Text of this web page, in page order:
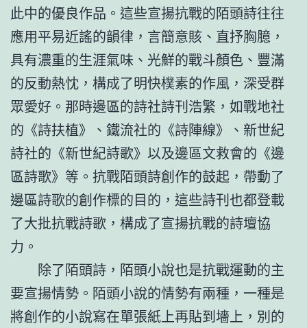
此中的優良作品。這些宣揚抗戰的陌頭詩往往
應用平易近謠的韻律，言簡意賅、直抒胸臆，
具有濃重的生涯氣味、光鮮的戰斗顏色、豐滿
的反動熱忱，構成了明快樸素的作風，深受群
眾愛好。那時邊區的詩社詩刊浩繁，如戰地社
的《詩扶植》、鐵流社的《詩陣線》、新世紀
詩社的《新世紀詩歌》以及邊區文救會的《邊
區詩歌》等。抗戰陌頭詩創作的鼓起，帶動了
邊區詩歌的創作標的目的，這些詩刊也都登載
了大批抗戰詩歌，構成了宣揚抗戰的詩壇協
力。
除了陌頭詩，陌頭小說也是抗戰運動的主
要宣揚情勢。陌頭小說的情勢有兩種，一種是
將創作的小說寫在單張紙上再貼到墻上，別的